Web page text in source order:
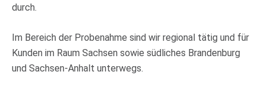
durch.
Im Bereich der Probenahme sind wir regional tätig und für
Kunden im Raum Sachsen sowie südliches Brandenburg
und Sachsen-Anhalt unterwegs.